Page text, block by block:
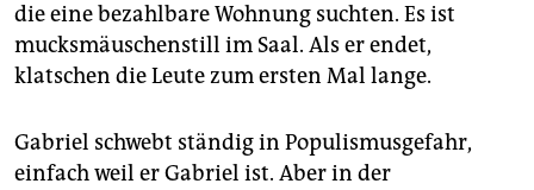
die eine bezahlbare Wohnung suchten. Es ist
mucksmäuschenstill im Saal. Als er endet,
klatschen die Leute zum ersten Mal lange.
Gabriel schwebt ständig in Populismusgefahr,
einfach weil er Gabriel ist. Aber in der